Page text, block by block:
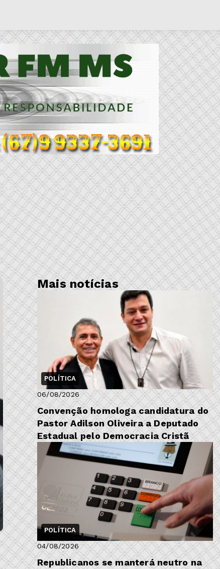
Mais notícias
POLÍTICA
06/08/2026
​Convenção homologa candidatura do
Pastor Adilson Oliveira a Deputado
Estadual pelo Democracia Cristã
POLÍTICA
04/08/2026
Republicanos se manterá neutro na